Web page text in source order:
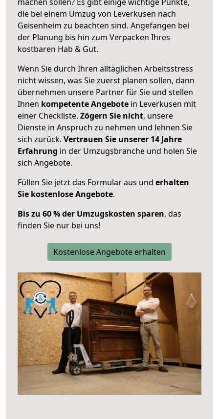
die bei einem Umzug von Leverkusen nach
Geisenheim zu beachten sind. Angefangen bei
der Planung bis hin zum Verpacken Ihres
kostbaren Hab & Gut.
Wenn Sie durch Ihren alltäglichen Arbeitsstress
nicht wissen, was Sie zuerst planen sollen, dann
übernehmen unsere Partner für Sie und stellen
Ihnen kompetente Angebote in Leverkusen mit
einer Checkliste. Zögern Sie nicht, unsere
Dienste in Anspruch zu nehmen und lehnen Sie
sich zurück. Vertrauen Sie unserer 14 Jahre
Erfahrung in der Umzugsbranche und holen Sie
sich Angebote.
Füllen Sie jetzt das Formular aus und erhalten
Sie kostenlose Angebote.
Bis zu 60 % der Umzugskosten sparen, das
finden Sie nur bei uns!
Kostenlose Angebote erhalten